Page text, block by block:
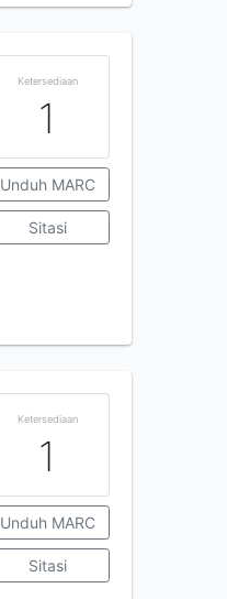
Ketersediaan
1
Unduh MARC
Sitasi
Ketersediaan
1
Unduh MARC
Sitasi